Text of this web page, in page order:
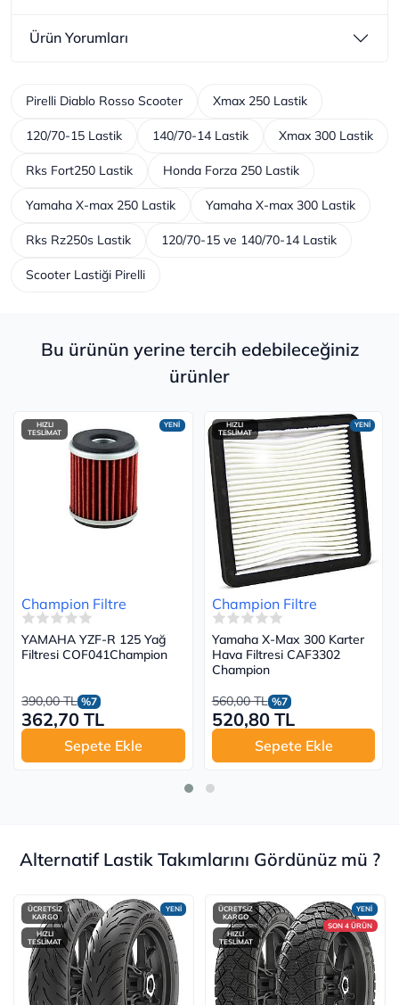
Ürün Yorumları
Pirelli Diablo Rosso Scooter Xmax 250 Lastik
120/70-15 Lastik 140/70-14 Lastik Xmax 300 Lastik
Rks Fort250 Lastik Honda Forza 250 Lastik
Yamaha X-max 250 Lastik Yamaha X-max 300 Lastik
Rks Rz250s Lastik 120/70-15 ve 140/70-14 Lastik
Scooter Lastiği Pirelli
Bu ürünün yerine tercih edebileceğiniz
ürünler
YENİ
HIZLI
TESLİMAT
Champion Filtre
YAMAHA YZF-R 125 Yağ
Filtresi COF041Champion
390,00 TL %7
362,70 TL
Sepete Ekle
YENİ
HIZLI
TESLİMAT
Champion Filtre
Yamaha X-Max 300 Karter
Hava Filtresi CAF3302
Champion
560,00 TL %7
520,80 TL
Sepete Ekle
Alternatif Lastik Takımlarını Gördünüz mü ?
YENİ
ÜCRETSİZ
KARGO
HIZLI
TESLİMAT
YENİ
SON 4 ÜRÜN
ÜCRETSİZ
KARGO
HIZLI
TESLİMAT